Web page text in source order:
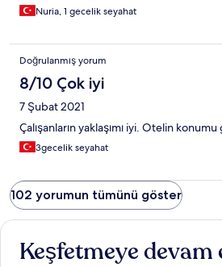
Nuria, 1 gecelik seyahat
Doğrulanmış yorum
8/10 Çok iyi
7 Şubat 2021
Çalışanların yaklaşımı iyi. Otelin konumu
3gecelik seyahat
102 yorumun tümünü göster
Keşfetmeye devam